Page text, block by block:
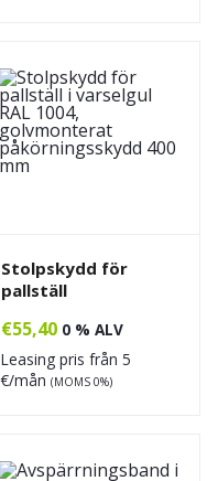
Stolpskydd för
pallställ
€55,40 0 % ALV
Leasing pris från 5
€/mån (MOMS 0%)